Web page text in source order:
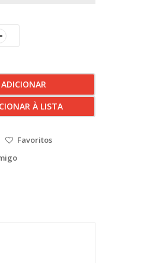
ADICIONAR
À LISTA
Favoritos